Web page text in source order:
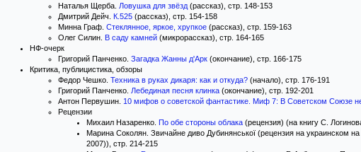
Наталья Щерба. Ловушка для звёзд (рассказ), стр. 148-153
Дмитрий Дейч. К.525 (рассказ), стр. 154-158
Минна Граф. Стеклянное, яркое, хрупкое (рассказ), стр. 159-163
Олег Силин. В саду камней (микрорассказ), стр. 164-165
НФ-очерк
Григорий Панченко. Загадка Жанны д'Арк (окончание), стр. 166-175
Критика, публицистика, обзоры
Федор Чешко. Техника в руках дикаря: как и откуда? (начало), стр. 176-191
Григорий Панченко. Лебединая песня клинка (окончание), стр. 192-201
Антон Первушин. 10 мифов о советской фантастике. Миф 7: В Советском Союзе
Рецензии
Михаил Назаренко. По обе стороны облака (рецензия) (на книгу С.
Марина Соколян. Звичайне диво Дубинянської (рецензия на украинском на
2007)), стр. 214-215